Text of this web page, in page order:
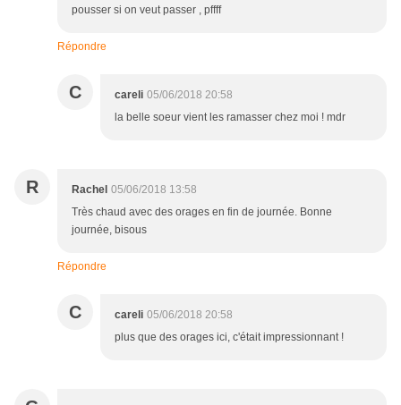
pousser si on veut passer , pffff
Répondre
C careli 05/06/2018 20:58
la belle soeur vient les ramasser chez moi ! mdr
R Rachel 05/06/2018 13:58
Très chaud avec des orages en fin de journée. Bonne
journée, bisous
Répondre
C careli 05/06/2018 20:58
plus que des orages ici, c'était impressionnant !